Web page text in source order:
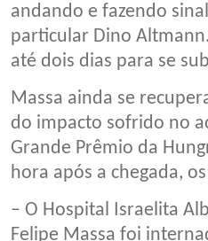
andando e fazendo
particular Dino
até dois dias para se
Massa ainda se
do impacto sofrido no
Grande Prêmio da
hora após a chegada,
– O Hospital Israelita
Felipe Massa foi